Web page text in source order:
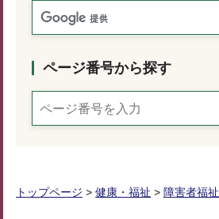
ページ番号から探す
トップページ > 健康・福祉 > 障害者福祉